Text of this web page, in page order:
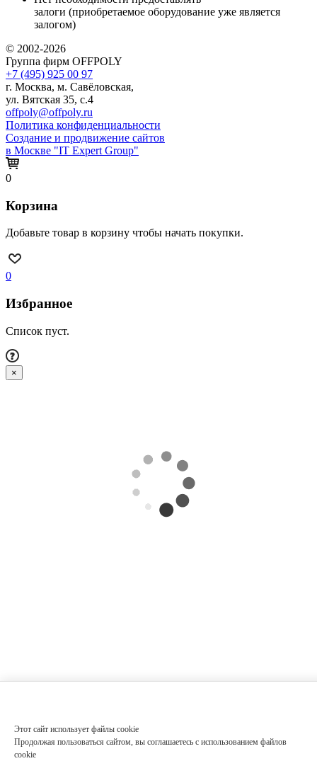
залоги (приобретаемое оборудование уже является
залогом)
© 2002-2026
Группа фирм OFFPOLY
+7 (495) 925 00 97
г. Москва, м. Савёловская,
ул. Вятская 35, с.4
offpoly@offpoly.ru
Политика конфиденциальности
Создание и продвижение сайтов
в Москве "IT Expert Group"
Этот сайт использует файлы cookie
Продолжая пользоваться сайтом, вы соглашаетесь с использованием файлов
cookie
0
Корзина
Добавьте товар в корзину чтобы начать покупки.
0
Избранное
Список пуст.
×